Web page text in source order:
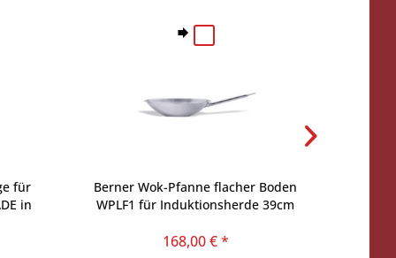
für
in
Berner Wok-Pfanne flacher Boden
WPLF1 für Induktionsherde 39cm
168,00 € *